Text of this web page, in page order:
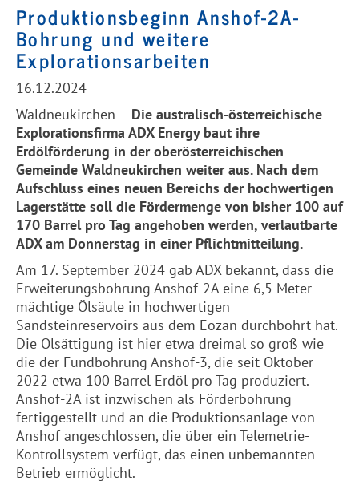
Produktionsbeginn Anshof-2A-
Bohrung und weitere
Explorationsarbeiten
16.12.2024
Waldneukirchen – Die australisch-österreichische
Explorationsfirma ADXEnergy baut ihre
Erdölförderung in der oberösterreichischen
Gemeinde Waldneukirchen weiter aus. Nach dem
Aufschluss eines neuen Bereichs der hochwertigen
Lagerstätte soll die Fördermenge von bisher 100 auf
170 Barrel pro Tag angehoben werden, verlautbarte
ADXam Donnerstag in einer Pflichtmitteilung.
Am 17. September 2024 gab ADXbekannt, dass die
Erweiterungsbohrung Anshof-2A eine 6,5 Meter
mächtige Ölsäule in hochwertigen
Sandsteinreservoirs aus dem Eozän durchbohrt hat.
Die Ölsättigung ist hier etwa dreimal so groß wie
die der Fundbohrung Anshof-3, die seit Oktober
2022 etwa 100 Barrel Erdöl pro Tag produziert.
Anshof-2A ist inzwischen als Förderbohrung
fertiggestellt und an die Produktionsanlage von
Anshof angeschlossen, die über ein Telemetrie-
Kontrollsystem verfügt, das einen unbemannten
Betrieb ermöglicht.